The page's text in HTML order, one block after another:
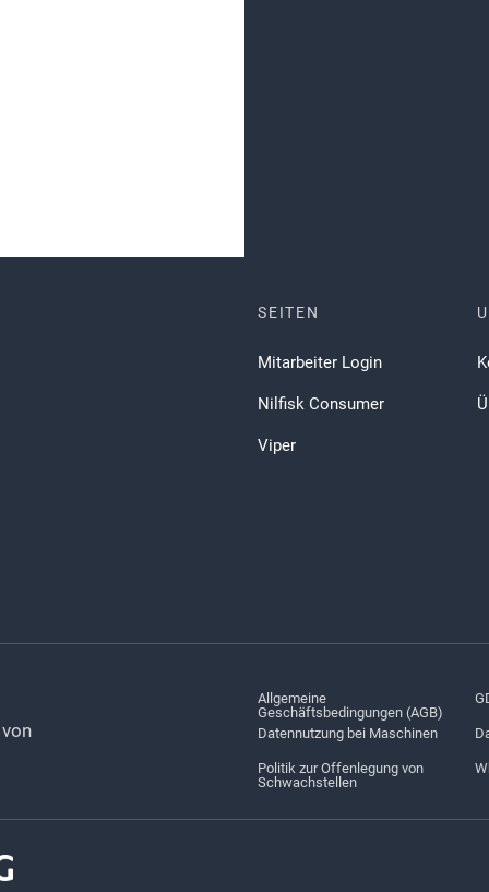
SEITEN
Mitarbeiter Login
Nilfisk Consumer
Viper
Allgemeine
Geschäftsbedingungen (AGB)
Datennutzung bei Maschinen
Politik zur Offenlegung von
Schwachstellen